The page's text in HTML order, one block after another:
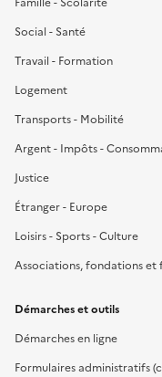
Social - Santé
Travail - Formation
Logement
Transports - Mobilité
Argent - Impôts -
Justice
Étranger - Europe
Loisirs - Sports - Culture
Associations, fondations
Démarches et outils
Démarches en ligne
Formulaires administratifs